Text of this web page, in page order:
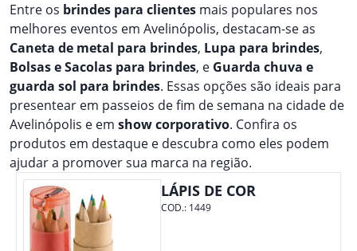
Entre os brindes para clientes mais populares nos
melhores eventos em Avelinópolis, destacam-se as
Caneta de metal para brindes, Lupa para brindes,
Bolsas e Sacolas para brindes, e Guarda chuva e
guarda sol para brindes. Essas opções são ideais para
presentear em passeios de fim de semana na cidade de
Avelinópolis e em show corporativo. Confira os
produtos em destaque e descubra como eles podem
ajudar a promover sua marca na região.
LÁPIS DE COR
COD.: 1449